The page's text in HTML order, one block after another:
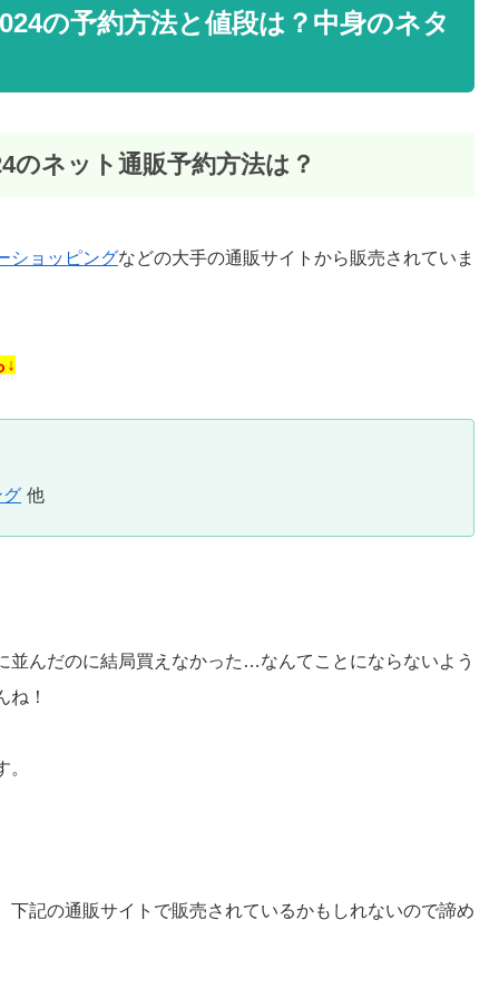
の予約方法と値段は？中身のネタ
のネット通販予約方法は？
ショッピングなどの大手の通販サイトから販売されていま
↓
グ 他
んだのに結局買えなかった…なんてことにならないよう
ね！
記の通販サイトで販売されているかもしれないので諦め